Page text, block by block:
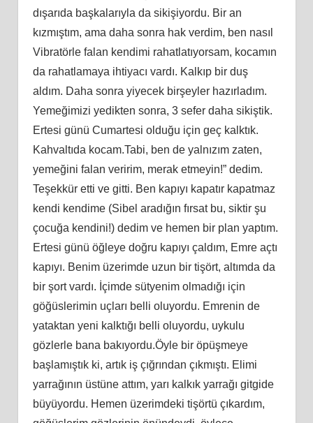
dışarıda başkalarıyla da sikişiyordu. Bir an
kızmıştım, ama daha sonra hak verdim, ben nasıl
Vibratörle falan kendimi rahatlatıyorsam, kocamın
da rahatlamaya ihtiyacı vardı. Kalkıp bir duş
aldım. Daha sonra yiyecek birşeyler hazırladım.
Yemeğimizi yedikten sonra, 3 sefer daha sikiştik.
Ertesi günü Cumartesi olduğu için geç kalktık.
Kahvaltıda kocam.Tabi, ben de yalnızım zaten,
yemeğini falan veririm, merak etmeyin!” dedim.
Teşekkür etti ve gitti. Ben kapıyı kapatır kapatmaz
kendi kendime (Sibel aradığın fırsat bu, siktir şu
çocuğa kendini!) dedim ve hemen bir plan yaptım.
Ertesi günü öğleye doğru kapıyı çaldım, Emre açtı
kapıyı. Benim üzerimde uzun bir tişört, altımda da
bir şort vardı. İçimde sütyenim olmadığı için
göğüslerimin uçları belli oluyordu. Emrenin de
yataktan yeni kalktığı belli oluyordu, uykulu
gözlerle bana bakıyordu.Öyle bir öpüşmeye
başlamıştık ki, artık iş çığrından çıkmıştı. Elimi
yarrağının üstüne attım, yarı kalkık yarrağı gitgide
büyüyordu. Hemen üzerimdeki tişörtü çıkardım,